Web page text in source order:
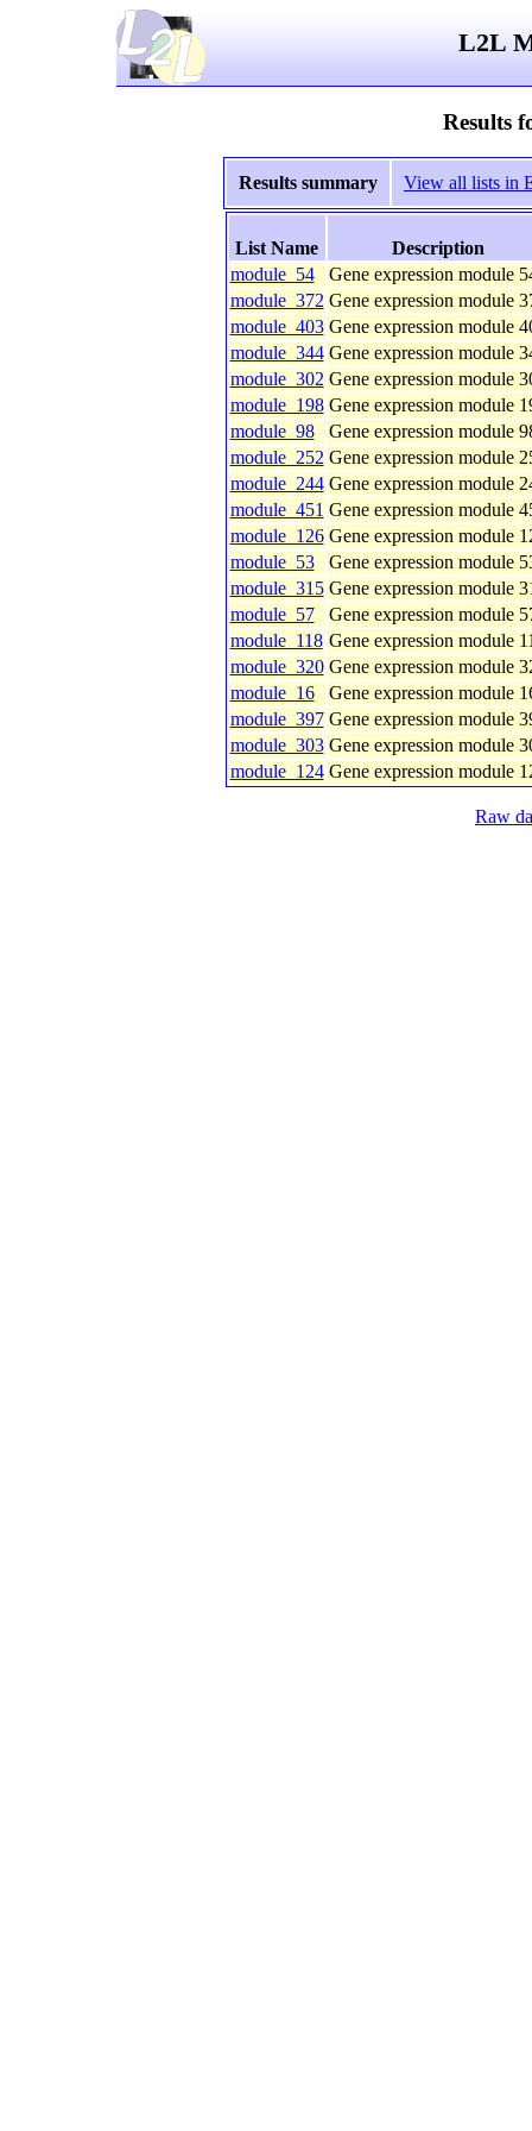
L2L
Results
Results summary View all lists in
List Name
Description
module_54
Gene expression module
module_372 Gene expression module
module_403 Gene expression module
module_344 Gene expression module
module_302 Gene expression module
module_198 Gene expression module
module_98
Gene expression module
module_252 Gene expression module
module_244 Gene expression module
module_451 Gene expression module
module_126 Gene expression module
module_53
Gene expression module
module_315 Gene expression module
module_57
Gene expression module
module_118 Gene expression module
module_320 Gene expression module
module_16
Gene expression module
module_397 Gene expression module
module_303 Gene expression module
module_124 Gene expression module
Raw